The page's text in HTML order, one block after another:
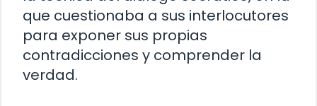
que cuestionaba a sus interlocutores
para exponer sus propias
contradicciones y comprender la
verdad.